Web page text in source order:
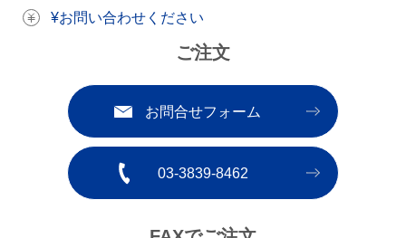
¥お問い合わせください
ご注文
お問合せフォーム
03-3839-8462